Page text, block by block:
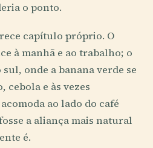
o ponto.
capítulo próprio. O
à manhã e ao trabalho; o
onde a banana verde se
cebola e às vezes
ao lado do café
a aliança mais natural
é.